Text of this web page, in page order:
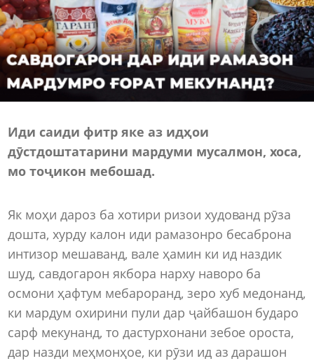
Иди саиди фитр яке аз идҳои
дӯстдоштатарини мардуми мусалмон, хоса,
мо тоҷикон мебошад.
Як моҳи дароз ба хотири ризои худованд рӯза
дошта, хурду калон иди рамазонро бесаброна
интизор мешаванд, вале ҳамин ки ид наздик
шуд, савдогарон якбора нарху наворо ба
осмони ҳафтум мебароранд, зеро хуб медонанд,
ки мардум охирини пули дар ҷайбашон бударо
сарф мекунанд, то дастурхонани зебое ороста,
дар назди меҳмонҳое, ки рӯзи ид аз дарашон